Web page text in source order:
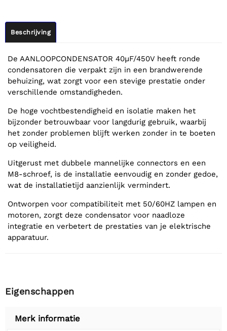
Beschrijving
De AANLOOPCONDENSATOR 40µF/450V heeft ronde
condensatoren die verpakt zijn in een brandwerende
behuizing, wat zorgt voor een stevige prestatie onder
verschillende omstandigheden.
De hoge vochtbestendigheid en isolatie maken het
bijzonder betrouwbaar voor langdurig gebruik, waarbij
het zonder problemen blijft werken zonder in te boeten
op veiligheid.
Uitgerust met dubbele mannelijke connectors en een
M8-schroef, is de installatie eenvoudig en zonder gedoe,
wat de installatietijd aanzienlijk vermindert.
Ontworpen voor compatibiliteit met 50/60HZ lampen en
motoren, zorgt deze condensator voor naadloze
integratie en verbetert de prestaties van je elektrische
apparatuur.
Eigenschappen
Merk informatie